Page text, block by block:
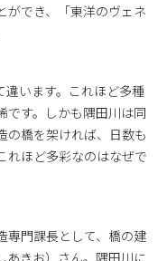
ができ、「東洋のヴェネ
違います。これほど多種
です。しかも隅田川は同
の橋を架ければ、日数も
れほど多彩なのはなぜで
専門課長として、橋の建
あきお）さん。隅田川に